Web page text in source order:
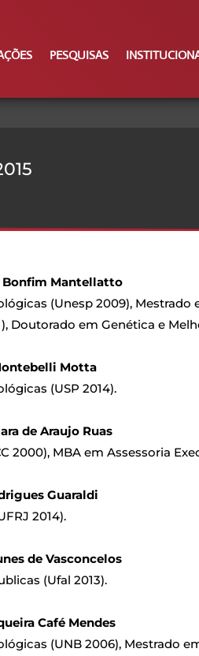
PESQUISAS
Bonfim Mantellatto
(Unesp 2009),
Doutorado em Genética e
Motta
(USP 2014).
de Araujo Ruas
2000), MBA em Assessoria
Guaraldi
2014).
de Vasconcelos
(Ufal 2013).
Café Mendes
(UNB 2006), Mestrado